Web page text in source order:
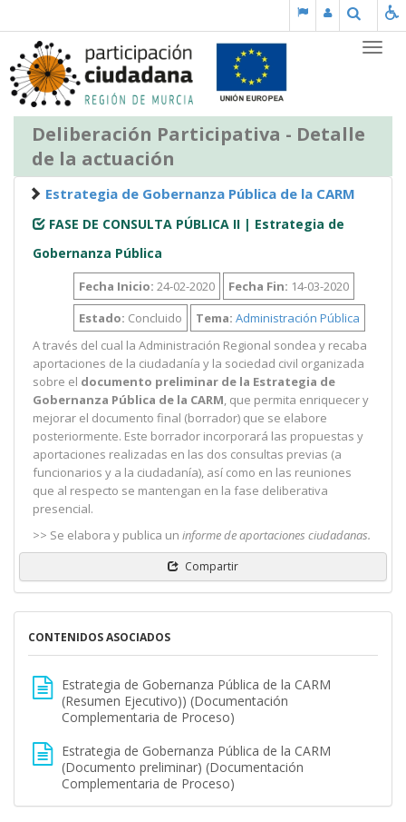
Buscar
Deliberación Participativa - Detalle
de la actuación
Estrategia de Gobernanza Pública de la CARM
FASE DE CONSULTA PÚBLICA II | Estrategia de
Gobernanza Pública
Fecha Inicio: 24-02-2020 Fecha Fin: 14-03-2020
Estado: Concluido Tema: Administración Pública
A través del cual la Administración Regional sondea y recaba
aportaciones de la ciudadanía y la sociedad civil organizada
sobre el documento preliminar de la Estrategia de
Gobernanza Pública de la CARM , que permita enriquecer y
mejorar el documento final (borrador) que se elabore
posteriormente. Este borrador incorporará las propuestas y
aportaciones realizadas en las dos consultas previas (a
funcionarios y a la ciudadanía), así como en las reuniones
que al respecto se mantengan en la fase deliberativa
presencial.
>> Se elabora y publica un informe de aportaciones ciudadanas.
Compartir
CONTENIDOS ASOCIADOS
Estrategia de Gobernanza Pública de la CARM
(Resumen Ejecutivo)) (Documentación
Complementaria de Proceso)
Estrategia de Gobernanza Pública de la CARM
(Documento preliminar) (Documentación
Complementaria de Proceso)